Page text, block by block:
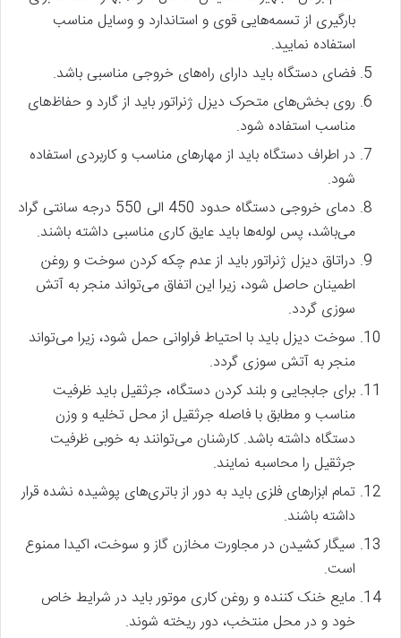
بارگیری از تسمه‌هایی قوی و استاندارد و وسایل مناسب
استفاده نمایید.
فضای دستگاه باید دارای راه‌های خروجی مناسبی باشد.
روی بخش‌های متحرک دیزل ژنراتور باید از گارد و حفاظ‌های
مناسب استفاده شود.
در اطراف دستگاه باید از مهارهای مناسب و کاربردی استفاده
شود.
دمای خروجی دستگاه حدود 450 الی 550 درجه سانتی گراد
می‌باشد، پس لوله‌ها باید عایق کاری مناسبی داشته باشند.
دراتاق دیزل ژنراتور باید از عدم چکه کردن سوخت و روغن
اطمینان حاصل شود، زیرا این اتفاق می‌تواند منجر به آتش
سوزی گردد.
سوخت دیزل باید با احتیاط فراوانی حمل شود، زیرا می‌تواند
منجر به آتش سوزی گردد.
برای جابجایی و بلند کردن دستگاه، جرثقیل باید ظرفیت
مناسب و مطابق با فاصله جرثقیل از محل تخلیه و وزن
دستگاه داشته باشد. کارشنان می‌توانند به خوبی ظرفیت
جرثقیل را محاسبه نمایند.
تمام ابزارهای فلزی باید به دور از باتری‌های پوشیده نشده قرار
داشته باشند.
سیگار کشیدن در مجاورت مخازن گاز و سوخت، اکیدا ممنوع
است.
مایع خنک کننده و روغن کاری موتور باید در شرایط خاص
خود و در محل منتخب، دور ریخته شوند.